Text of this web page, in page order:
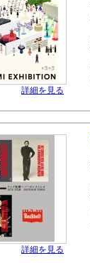
詳細を見る
詳細を見る